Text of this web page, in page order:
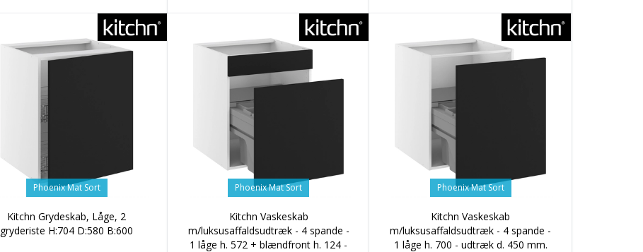
Phoenix Mat Sort
Kitchn Grydeskab, Låge, 2
gryderiste H:704 D:580 B:600
Phoenix Mat Sort
Kitchn Vaskeskab
m/luksusaffaldsudtræk - 4 spande -
1 låge h. 572 + blændfront h. 124 -
Phoenix Mat Sort
Kitchn Vaskeskab
m/luksusaffaldsudtræk - 4 spande -
1 låge h. 700 - udtræk d. 450 mm.